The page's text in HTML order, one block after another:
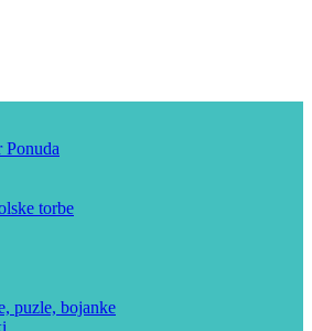
Ponuda
torbe
puzle, bojanke